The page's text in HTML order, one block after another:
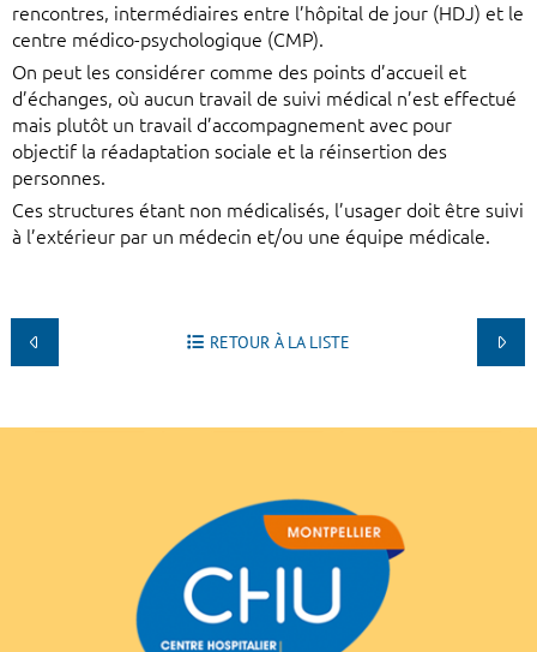
rencontres, intermédiaires entre l’hôpital de jour (HDJ) et le
centre médico-psychologique (CMP).
On peut les considérer comme des points d’accueil et
d’échanges, où aucun travail de suivi médical n’est effectué
mais plutôt un travail d’accompagnement avec pour
objectif la réadaptation sociale et la réinsertion des
personnes.
Ces structures étant non médicalisés, l’usager doit être suivi
à l’extérieur par un médecin et/ou une équipe médicale.
RETOUR À LA LISTE